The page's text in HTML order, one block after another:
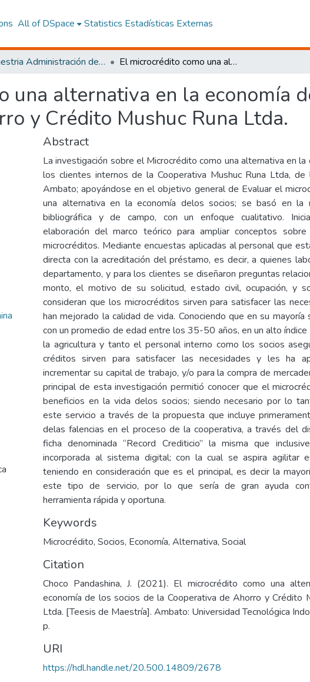
All of DSpace Statistics Estadísticas Externas
Maestria Administración de las Organizaciones de la Economía Social y Solidaria El microcrédito como una alternativa en la economía de los socios de la Cooperativa de Ahorro y Crédito Mushuc Runa Ltda.
una alternativa en la economía
y Crédito Mushuc Runa Ltda.
Abstract
La investigación sobre el Microcrédito como una alternativa en la
los clientes internos de la Cooperativa Mushuc Runa Ltda, de
Ambato; apoyándose en el objetivo general de Evaluar el
una alternativa en la economía delos socios; se basó en la
bibliográfica y de campo, con un enfoque cualitativo.
elaboración del marco teórico para ampliar conceptos
microcréditos. Mediante encuestas aplicadas al personal que
directa con la acreditación del préstamo, es decir, a quienes
departamento, y para los clientes se diseñaron preguntas
monto, el motivo de su solicitud, estado civil, ocupación, y
consideran que los microcréditos sirven para satisfacer las
han mejorado la calidad de vida. Conociendo que en su mayoría
con un promedio de edad entre los 35-50 años, en un alto índice
la agricultura y tanto el personal interno como los socios
créditos sirven para satisfacer las necesidades y les ha
incrementar su capital de trabajo, y/o para la compra de
principal de esta investigación permitió conocer que el
beneficios en la vida delos socios; siendo necesario por lo
este servicio a través de la propuesta que incluye
delas falencias en el proceso de la cooperativa, a través del
ficha denominada “Record Crediticio” la misma que
incorporada al sistema digital; con la cual se aspira agilitar
teniendo en consideración que es el principal, es decir la
este tipo de servicio, por lo que sería de gran ayuda
herramienta rápida y oportuna.
Keywords
Microcrédito, Socios, Economía, Alternativa, Social
Citation
Choco Pandashina, J. (2021). El microcrédito como una
economía de los socios de la Cooperativa de Ahorro y Crédito
Ltda. [Teesis de Maestría]. Ambato: Universidad Tecnológica
p.
URI
https://hdl.handle.net/20.500.14809/2678